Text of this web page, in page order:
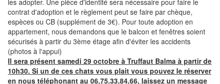
les adopter. Une pièce d'identité sera nécessaire pour faire le
contrat d'adoption et le règlement peut se faire par chèque,
espèces ou CB (supplément de 3€). Pour toute adoption en
appartement, nous demandons que le balcon et fenêtres soient
sécurisés à partir du 3ème étage afin d'éviter les accidents
(photos à l'appui)
Il sera présent samedi 29 octobre à Truffaut Balma à partir de
10h30. Si un de ces chats vous plait vous pouvez le réserver
en nous téléphonant au 06.75.33.84.66, laissez un message